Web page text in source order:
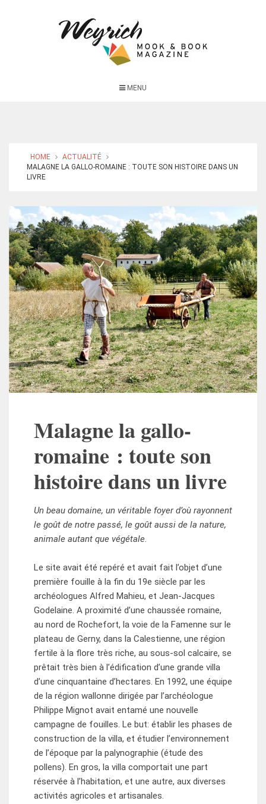
MENU
HOME
ACTUALITÉ
MALAGNE LA GALLO-ROMAINE : TOUTE SON HISTOIRE DANS UN
LIVRE
Malagne la gallo-
romaine : toute son
histoire dans un livre
Un beau domaine, un véritable foyer d’où rayonnent
le goût de notre passé, le goût aussi de la nature,
animale autant que végétale.
Le site avait été repéré et avait fait l’objet d’une
première fouille à la fin du 19e siècle par les
archéologues Alfred Mahieu, et Jean-Jacques
Godelaine. A proximité d’une chaussée romaine,
au nord de Rochefort, la voie de la Famenne sur le
plateau de Gerny, dans la Calestienne, une région
fertile à la flore très riche, au sous-sol calcaire, se
prêtait très bien à l’édification d’une grande villa
d’une cinquantaine d’hectares. En 1992, une équipe
de la région wallonne dirigée par l’archéologue
Philippe Mignot avait entamé une nouvelle
campagne de fouilles. Le but: établir les phases de
construction de la villa, et étudier l’environnement
de l’époque par la palynographie (étude des
pollens). En gros, la villa comportait une part
réservée à l’habitation, et une autre, aux diverses
activités agricoles et artisanales.